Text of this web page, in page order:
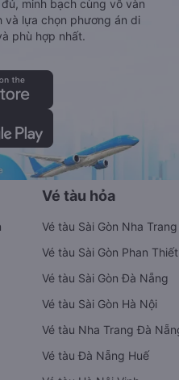
toàn quốc, tất cả hãng
xe máy, xe du lịch phủ
minh bạch cùng vô vàn
và lựa chọn phương án di
phù hợp nhất.
Vé tàu hỏa
Vé tàu Sài Gòn Nha Trang
Vé tàu Sài Gòn Phan Thiết
Vé tàu Sài Gòn Đà Nẵng
Vé tàu Sài Gòn Hà Nội